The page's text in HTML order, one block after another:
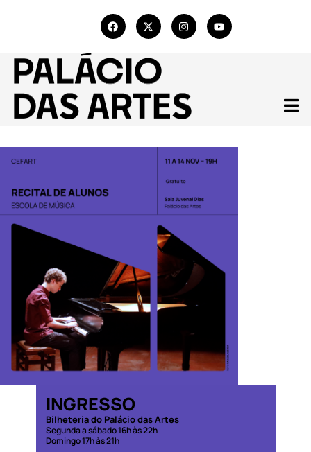
INGRESSO
Bilheteria do Palácio das Artes
Segunda a sábado 16h às 22h
Domingo 17h às 21h